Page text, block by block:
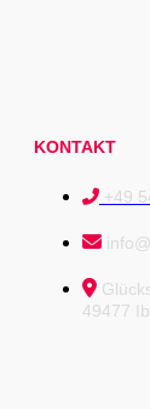
KONTAKT
+49
49477